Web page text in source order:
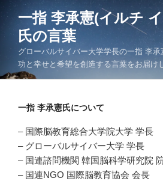
へ
一指 李承憲(イルチ
氏の言葉
グローバルサイバー大学学長の一指 李
功と幸せと希望を創造する言葉をお届け
一指 李承憲氏について
– 国際脳教育総合大学院大学 学長
– グローバルサイバー大学 学長
– 国連諮問機関 韓国脳科学研究院
– 国連NGO 国際脳教育協会 会長